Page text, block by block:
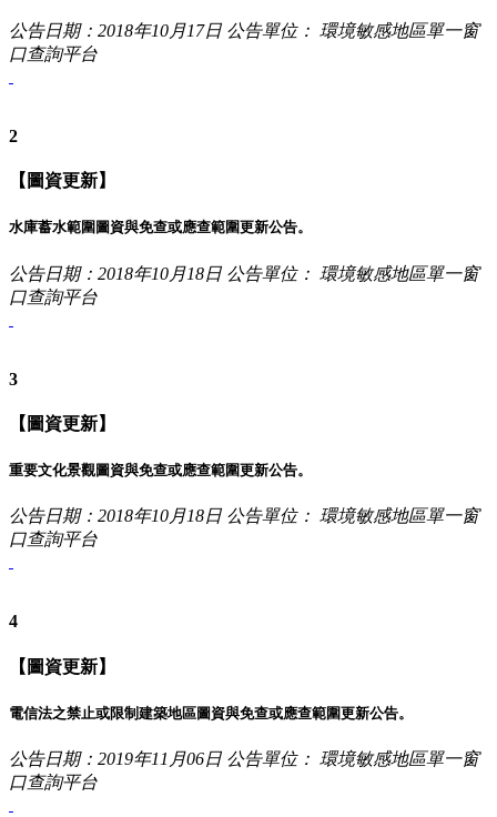
公告日期：2018年10月17日 公告單位： 環境敏感地區單一窗
口查詢平台
2
【圖資更新】
水庫蓄水範圍圖資與免查或應查範圍更新公告。
公告日期：2018年10月18日 公告單位： 環境敏感地區單一窗
口查詢平台
3
【圖資更新】
重要文化景觀圖資與免查或應查範圍更新公告。
公告日期：2018年10月18日 公告單位： 環境敏感地區單一窗
口查詢平台
4
【圖資更新】
電信法之禁止或限制建築地區圖資與免查或應查範圍更新公告。
公告日期：2019年11月06日 公告單位： 環境敏感地區單一窗
口查詢平台